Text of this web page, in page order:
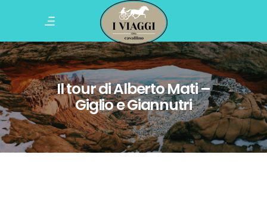
Il tour di Alberto Mati –
Giglio e Giannutri